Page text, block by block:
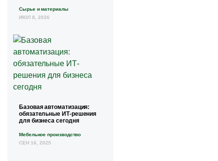
Сырье и материалы
ИЮЛ 8, 2026
Базовая автоматизация:
обязательные ИТ-решения
для бизнеса сегодня
Мебельное производство
СЕН 16, 2025